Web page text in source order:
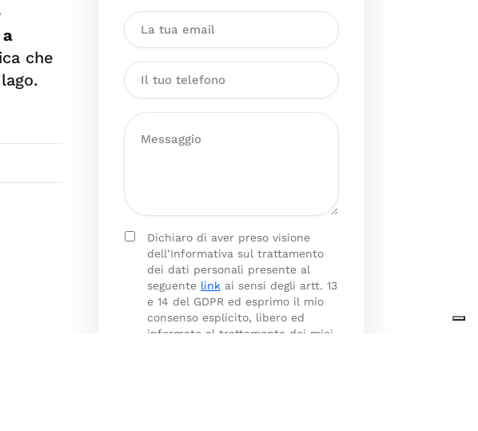
che
Dichiaro di aver preso visione
dell’Informativa sul trattamento
dei dati personali presente al
seguente linkai sensi degli artt. 13
e 14 del GDPR ed esprimo il mio
consenso esplicito, libero ed
informato al trattamento dei miei